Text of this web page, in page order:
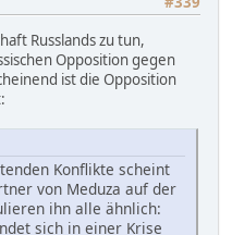
Russlands zu tun,
Opposition gegen
ist die Opposition
Konflikte scheint
von Meduza auf der
ihn alle ähnlich:
sich in einer Krise